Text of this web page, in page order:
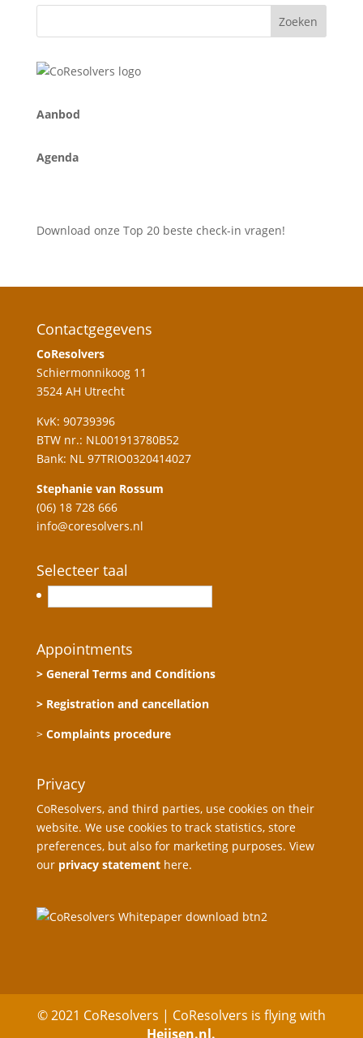
Aanbod
Agenda
Download onze Top 20 beste check-in vragen!
Contactgegevens
CoResolvers
Schiermonnikoog 11
3524 AH Utrecht
KvK: 90739396
BTW nr.: NL001913780B52
Bank: NL 97TRIO0320414027
Stephanie van Rossum
(06) 18 728 666
info@coresolvers.nl
Selecteer taal
Appointments
> General Terms and Conditions
> Registration and cancellation
> Complaints procedure
Privacy
CoResolvers, and third parties, use cookies on their
website. We use cookies to track statistics, store
preferences, but also for marketing purposes. View
our privacy statementhere.
© 2021 CoResolvers | CoResolvers is flying with
Heijsen.nl.